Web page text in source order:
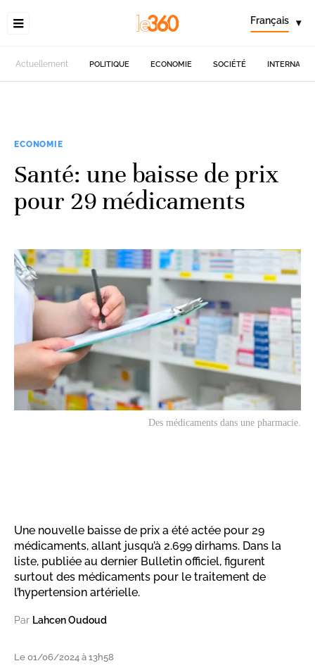
Français ▾
Actuellement POLITIQUE ECONOMIE SOCIÉTÉ
ECONOMIE
Santé: une baisse de prix
pour 29 médicaments
Des médicaments dans une pharmacie.
Une nouvelle baisse de prix a été actée pour 29
médicaments, allant jusqu’à 2.699 dirhams. Dans la
liste, publiée au dernier Bulletin officiel, figurent
surtout des médicaments pour le traitement de
l’hypertension artérielle.
Par Lahcen Oudoud
Le 01/06/2024 à 13h58